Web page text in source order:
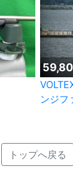
ンジフ
トップへ戻る